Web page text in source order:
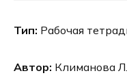
Тип: Рабочая
Автор: Климанова